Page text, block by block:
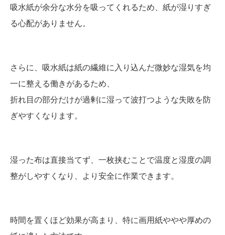
吸水紙が余分な水分を吸ってくれるため、紙が湿りすぎ
る心配がありません。
さらに、吸水紙は紙の繊維に入り込んだ微妙な湿気を均
一に整える働きがあるため、
折れ目の部分だけが過剰に湿って波打つような失敗を防
ぎやすくなります。
湿った布は直接当てず、一枚挟むことで温度と湿度の調
整がしやすくなり、より安全に作業できます。
時間を置くほど効果が高まり、特に画用紙ややや厚めの